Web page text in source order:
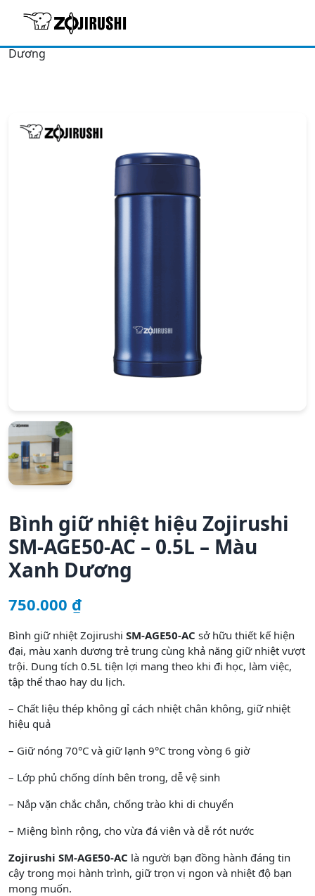
Trang chủ/Sản phẩm giữ nhiệt
giữ nhiệt hiệu Zojirushi SM-AGE50-AC – 0.5L – Màu Xanh
Dương
Bình giữ nhiệt hiệu Zojirushi
SM-AGE50-AC – 0.5L – Màu
Xanh Dương
750.000 ₫
Bình giữ nhiệt Zojirushi SM-AGE50-AC sở hữu thiết kế hiện
đại, màu xanh dương trẻ trung cùng khả năng giữ nhiệt vượt
trội. Dung tích 0.5L tiện lợi mang theo khi đi học, làm việc,
tập thể thao hay du lịch.
– Chất liệu thép không gỉ cách nhiệt chân không, giữ nhiệt
hiệu quả
– Giữ nóng 70°C và giữ lạnh 9°C trong vòng 6 giờ
– Lớp phủ chống dính bên trong, dễ vệ sinh
– Nắp vặn chắc chắn, chống trào khi di chuyển
– Miệng bình rộng, cho vừa đá viên và dễ rót nước
Zojirushi SM-AGE50-AC là người bạn đồng hành đáng tin
cậy trong mọi hành trình, giữ trọn vị ngon và nhiệt độ bạn
mong muốn.